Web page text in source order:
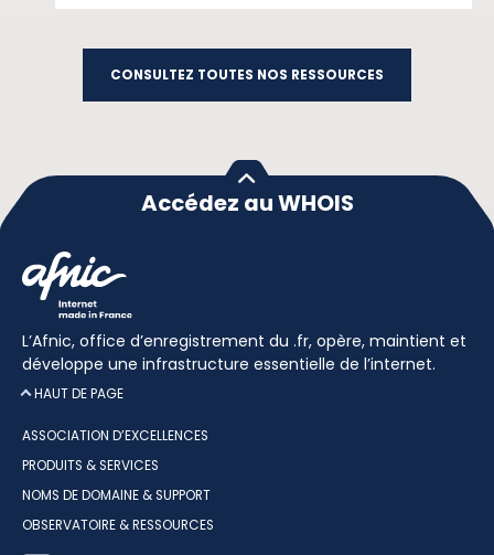
CONSULTEZ TOUTES NOS RESSOURCES
Accédez au WHOIS
L’Afnic, office d’enregistrement du .fr, opère, maintient et
développe une infrastructure essentielle de l’internet.
HAUT DE PAGE
ASSOCIATION D’EXCELLENCES
PRODUITS & SERVICES
NOMS DE DOMAINE & SUPPORT
OBSERVATOIRE & RESSOURCES